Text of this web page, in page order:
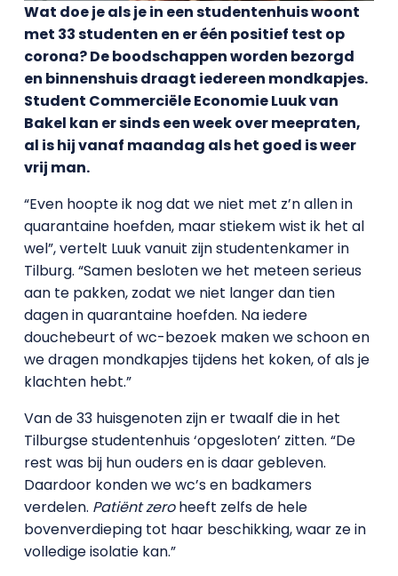
Wat doe je als je in een studentenhuis woont
met 33 studenten en er één positief test op
corona? De boodschappen worden bezorgd
en binnenshuis draagt iedereen mondkapjes.
Student Commerciële Economie Luuk van
Bakel kan er sinds een week over meepraten,
al is hij vanaf maandag als het goed is weer
vrij man.
“Even hoopte ik nog dat we niet met z’n allen in
quarantaine hoefden, maar stiekem wist ik het al
wel”, vertelt Luuk vanuit zijn studentenkamer in
Tilburg. “Samen besloten we het meteen serieus
aan te pakken, zodat we niet langer dan tien
dagen in quarantaine hoefden. Na iedere
douchebeurt of wc-bezoek maken we schoon en
we dragen mondkapjes tijdens het koken, of als je
klachten hebt.”
Van de 33 huisgenoten zijn er twaalf die in het
Tilburgse studentenhuis ‘opgesloten’ zitten. “De
rest was bij hun ouders en is daar gebleven.
Daardoor konden we wc’s en badkamers
verdelen. Patiënt zeroheeft zelfs de hele
bovenverdieping tot haar beschikking, waar ze in
volledige isolatie kan.”